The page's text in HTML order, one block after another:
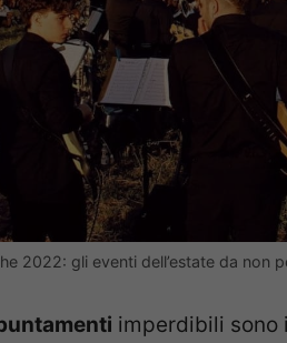
2022: gli eventi dell’estate da
imperdibili sono